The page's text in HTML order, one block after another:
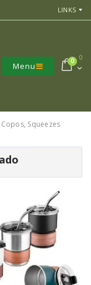
LINKS
Menu
0
0
Squeezes